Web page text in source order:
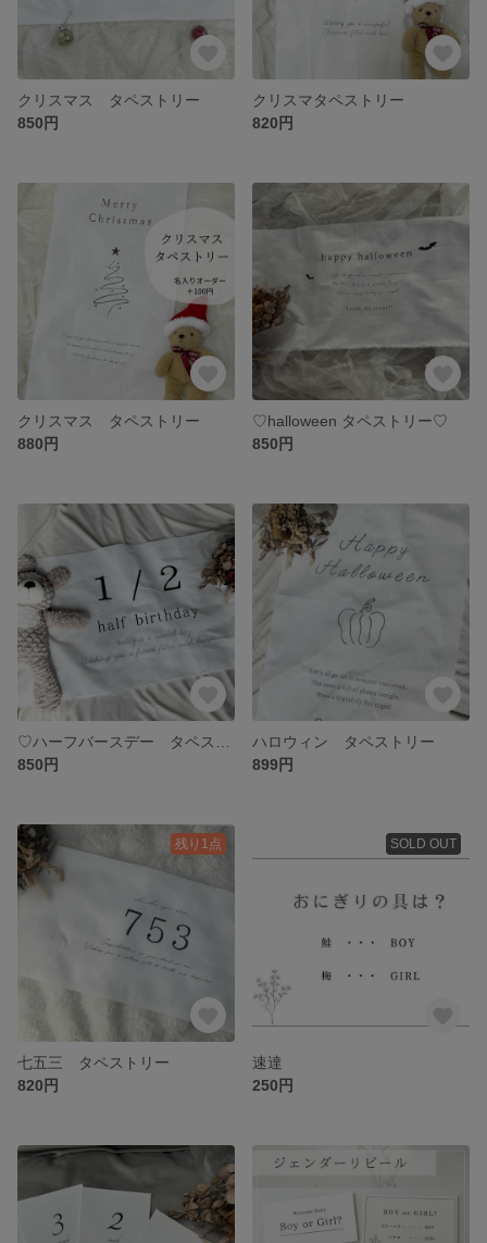
クリスマス タペストリー
850円
クリスマタペストリー
820円
クリスマス タペストリー
880円
♡halloween タペストリー♡
850円
850円
ハロウィン タペストリー
899円
残り1点
七五三 タペストリー
820円
SOLD OUT
速達
250円